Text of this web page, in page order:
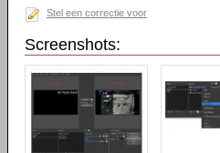
Stel een correctie voor
Screenshots: